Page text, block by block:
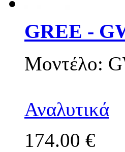
GREE -
Μοντέλο:
Αναλυτικά
174.00 €